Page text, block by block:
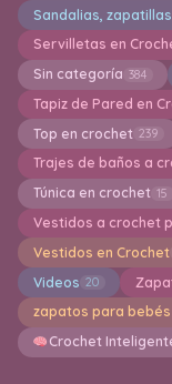
Sandalias,
Servilletas en
Sin categoría 384
Tapiz de Pared en
Top en crochet 239
Trajes de baños a
Túnica en crochet 15
Vestidos a crochet
Vestidos en Crochet
Videos 20
zapatos para
Crochet